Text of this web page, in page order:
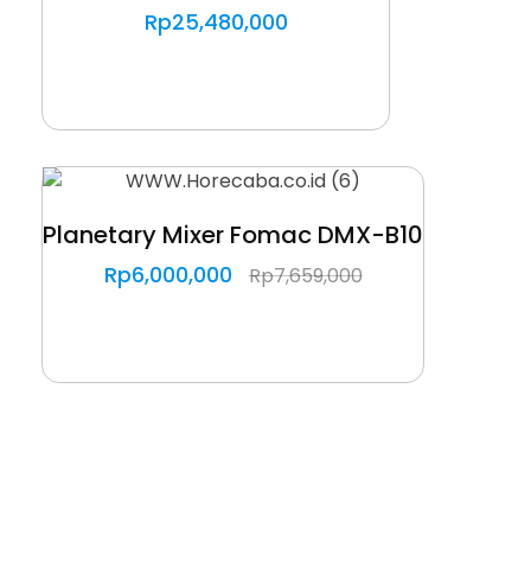
Rp25,480,000
Planetary Mixer Fomac DMX-B10
Rp6,000,000 Rp7,659,000